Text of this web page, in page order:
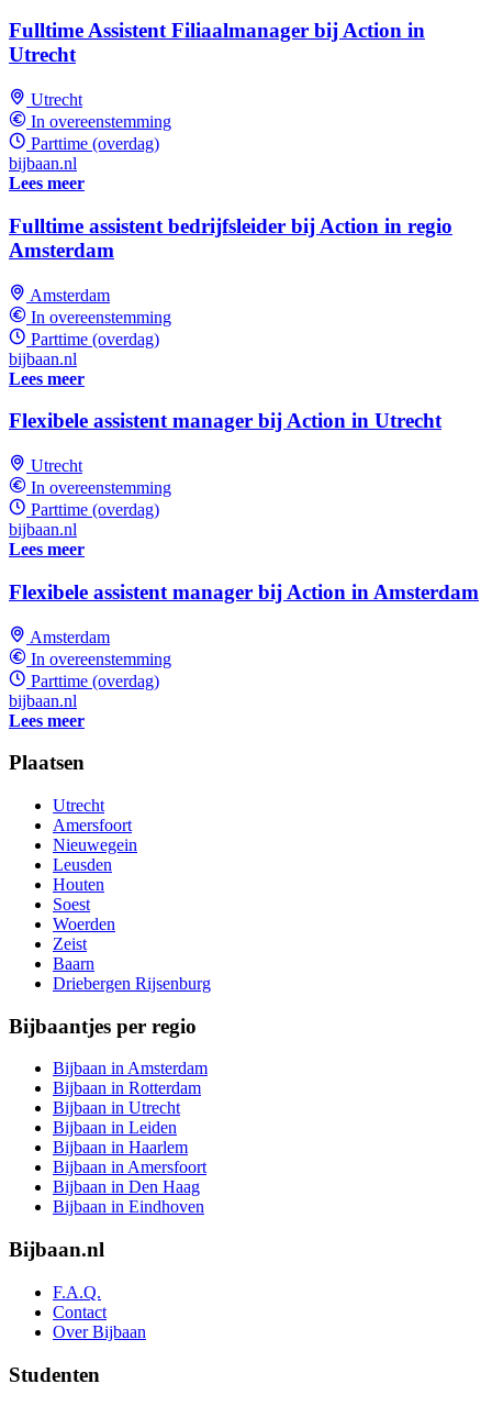
Fulltime Assistent Filiaalmanager bij Action in
Utrecht
Utrecht
In overeenstemming
Parttime (overdag)
bijbaan.nl
Lees meer
Fulltime assistent bedrijfsleider bij Action in regio
Amsterdam
Amsterdam
In overeenstemming
Parttime (overdag)
bijbaan.nl
Lees meer
Flexibele assistent manager bij Action in Utrecht
Utrecht
In overeenstemming
Parttime (overdag)
bijbaan.nl
Lees meer
Flexibele assistent manager bij Action in Amsterdam
Amsterdam
In overeenstemming
Parttime (overdag)
bijbaan.nl
Lees meer
Plaatsen
Utrecht
Amersfoort
Nieuwegein
Leusden
Houten
Soest
Woerden
Zeist
Baarn
Driebergen Rijsenburg
Bijbaantjes per regio
Bijbaan in Amsterdam
Bijbaan in Rotterdam
Bijbaan in Utrecht
Bijbaan in Leiden
Bijbaan in Haarlem
Bijbaan in Amersfoort
Bijbaan in Den Haag
Bijbaan in Eindhoven
Bijbaan.nl
F.A.Q.
Contact
Over Bijbaan
Studenten